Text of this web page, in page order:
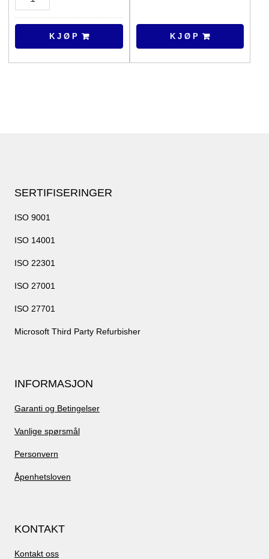
7760
11950H
K J Ø P K J Ø P
SERTIFISERINGER
ISO 9001
ISO 14001
ISO 22301
ISO 27001
ISO 27701
Microsoft Third Party Refurbisher
INFORMASJON
Garanti og Betingelser
Vanlige spørsmål
Personvern
Åpenhetsloven
KONTAKT
Kontakt oss